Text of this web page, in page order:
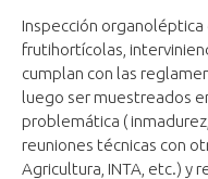
​Inspección
frutihortícolas,
cumplan con las
luego ser muestreados
problemática (
reuniones técnicas con
Agricultura, INTA, etc.) y